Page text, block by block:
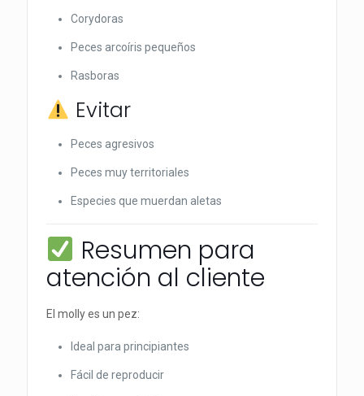
Corydoras
Peces arcoíris pequeños
Rasboras
Evitar
Peces agresivos
Peces muy territoriales
Especies que muerdan aletas
Resumen para
atención al cliente
El molly es un pez:
Ideal para principiantes
Fácil de reproducir